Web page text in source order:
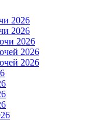
2026
2026
2026
2026
2026